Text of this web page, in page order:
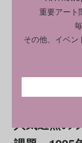
人気過熱の
重要アート
その他、イベ